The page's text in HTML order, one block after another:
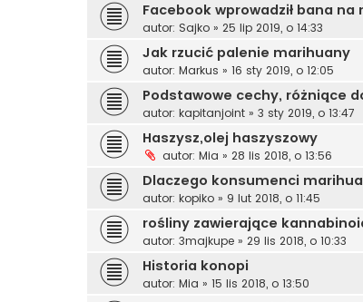
Facebook wprowadził bana na
autor: Sajko » 25 lip 2019, o 14:33
Jak rzucić palenie marihuany
autor: Markus » 16 sty 2019, o 12:05
Podstawowe cechy, różniące
autor: kapitanjoint » 3 sty 2019, o 13:47
Haszysz,olej haszyszowy
autor: Mia » 28 lis 2018, o 13:56
Dlaczego konsumenci
autor: kopiko » 9 lut 2018, o 11:45
rośliny zawierające
autor: 3majkupe » 29 lis 2018, o 10:33
Historia konopi
autor: Mia » 15 lis 2018, o 13:50